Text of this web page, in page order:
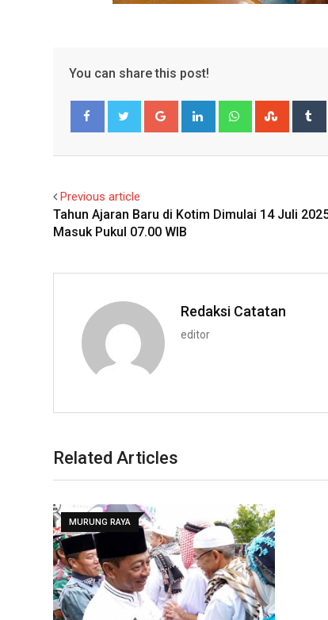
You can share this post!
Google+ LinkedIn Whatsapp
Previous article
Tahun Ajaran Baru di Kotim Dimulai 14 Juli
Masuk Pukul 07.00 WIB
Redaksi Catatan
editor
Related Articles
MURUNG RAYA